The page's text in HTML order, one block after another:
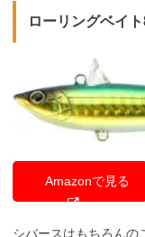
ローリングベイ
Amazonで見る
シバースはもちろんの